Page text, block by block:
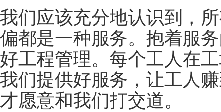
我们应该充分地认识到，
偏都是一种服务。抱着服
好工程管理。每个工人在
我们提供好服务，让工人
才愿意和我们打交道。